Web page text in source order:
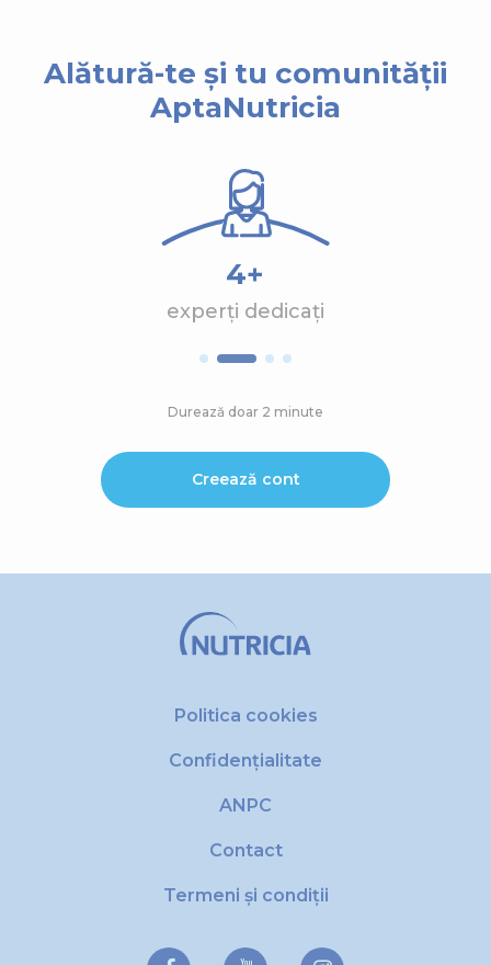
Alătură-te și tu comunității
AptaNutricia
4+
experți dedicați
Durează doar 2 minute
Creează cont
Politica cookies
Confidențialitate
ANPC
Contact
Termeni și condiții